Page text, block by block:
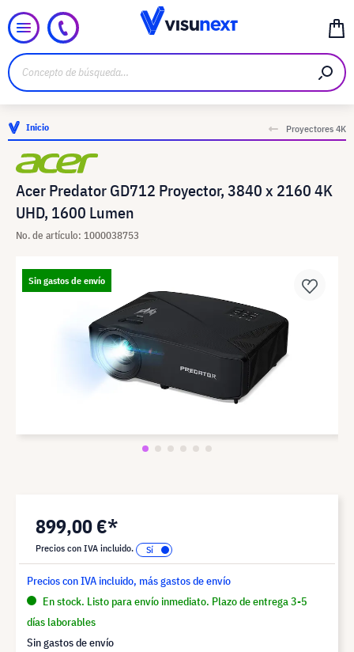
Inicio Proyectores 4K
Acer Predator GD712 Proyector, 3840 x 2160 4K
UHD, 1600 Lumen
No. de artículo: 1000038753
Sin gastos de envío
899,00 €*
Precios con IVA incluido.
Precios con IVA incluido, más gastos de envío
En stock. Listo para envío inmediato. Plazo de entrega 3-5
días laborables
Sin gastos de envío